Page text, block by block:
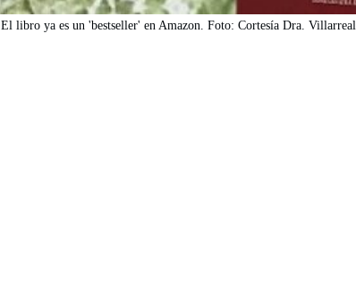
El libro ya es un 'bestseller' en Amazon. Foto: Cortesía Dra. Villarreal